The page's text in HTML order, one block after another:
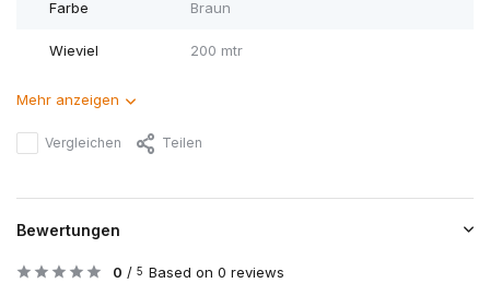
Farbe Braun
Wieviel 200 mtr
Mehr anzeigen
Vergleichen Teilen
Bewertungen
0 / 5 Based on 0 reviews